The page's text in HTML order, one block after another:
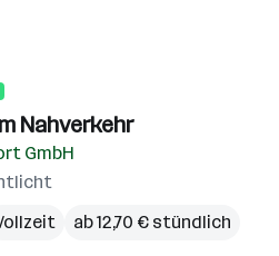
Nahverkehr
GmbH
ab 12,70 € stündlich